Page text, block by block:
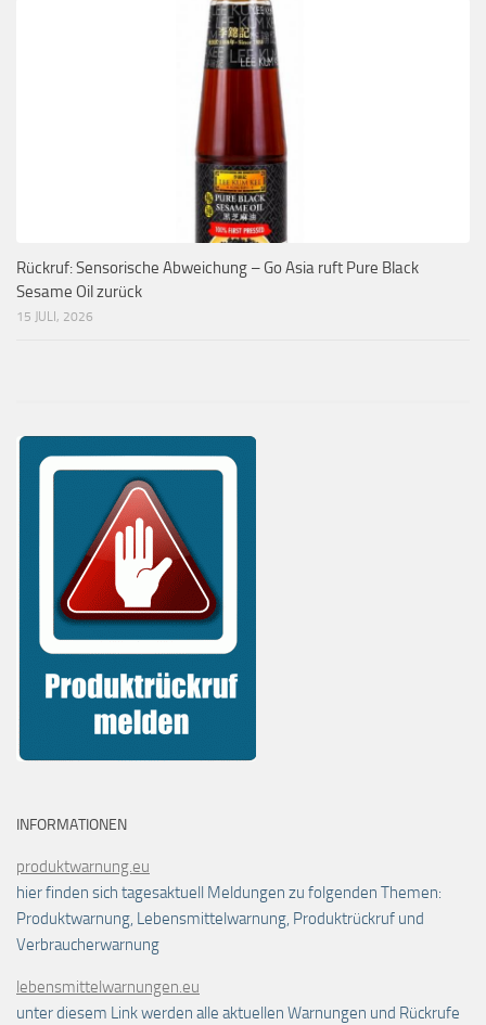
Rückruf: Sensorische Abweichung – Go Asia ruft Pure Black
Sesame Oil zurück
15 JULI, 2026
INFORMATIONEN
produktwarnung.eu
hier finden sich tagesaktuell Meldungen zu folgenden Themen:
Produktwarnung, Lebensmittelwarnung, Produktrückruf und
Verbraucherwarnung
lebensmittelwarnungen.eu
unter diesem Link werden alle aktuellen Warnungen und Rückrufe